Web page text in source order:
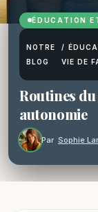
ÉDUCATION
NOTRE
BLOG
/
VIE DE
Routines
autonomie
Par Sophie